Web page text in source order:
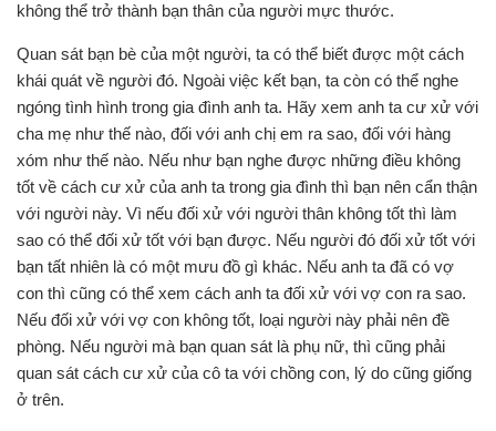
không thể trở thành bạn thân của người mực thước.
Quan sát bạn bè của một người, ta có thể biết được một cách
khái quát về người đó. Ngoài việc kết bạn, ta còn có thể nghe
ngóng tình hình trong gia đình anh ta. Hãy xem anh ta cư xử với
cha mẹ như thế nào, đối với anh chị em ra sao, đối với hàng
xóm như thế nào. Nếu như bạn nghe được những điều không
tốt về cách cư xử của anh ta trong gia đình thì bạn nên cẩn thận
với người này. Vì nếu đối xử với người thân không tốt thì làm
sao có thể đối xử tốt với bạn được. Nếu người đó đối xử tốt với
bạn tất nhiên là có một mưu đồ gì khác. Nếu anh ta đã có vợ
con thì cũng có thể xem cách anh ta đối xử với vợ con ra sao.
Nếu đối xử với vợ con không tốt, loại người này phải nên đề
phòng. Nếu người mà bạn quan sát là phụ nữ, thì cũng phải
quan sát cách cư xử của cô ta với chồng con, lý do cũng giống
ở trên.